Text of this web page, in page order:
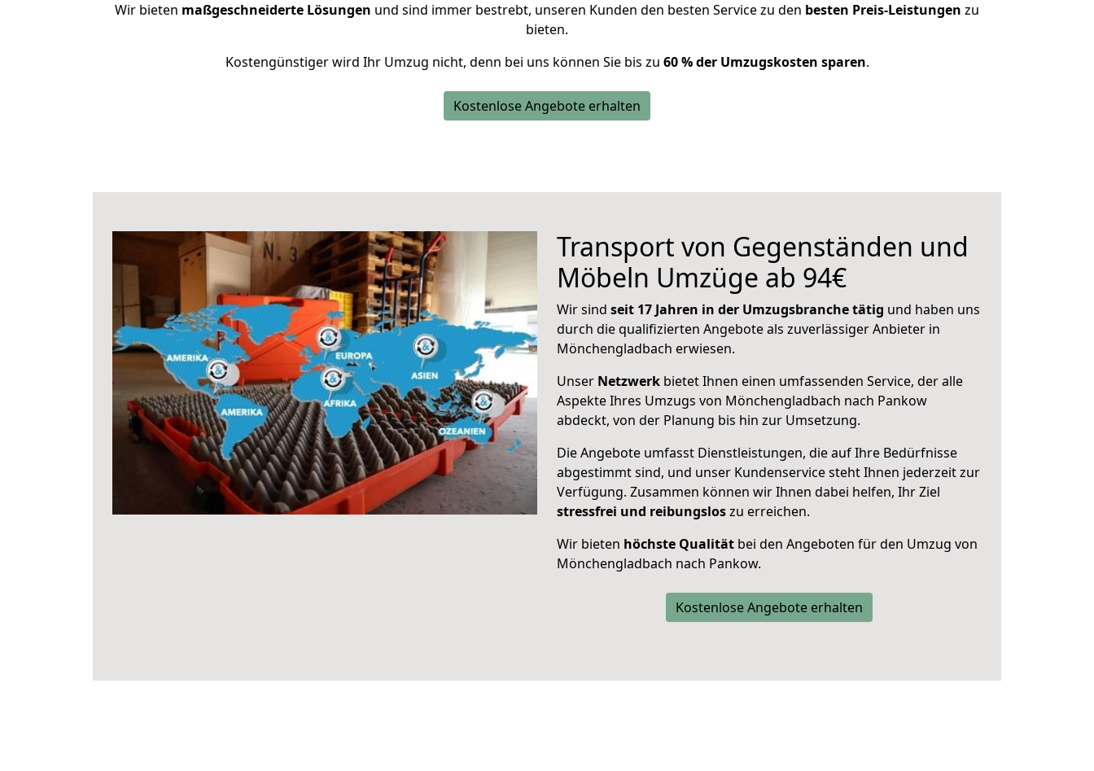
Wir bieten maßgeschneiderte Lösungen und sind immer bestrebt, unseren Kunden den besten Service zu den besten Preis-Leistungen zu
bieten.
Kostengünstiger wird Ihr Umzug nicht, denn bei uns können Sie bis zu 60 % der Umzugskosten sparen.
Kostenlose Angebote erhalten
Transport von Gegenständen und
Möbeln Umzüge ab 94€
Wir sind seit 17 Jahren in der Umzugsbranche tätig und haben uns
durch die qualifizierten Angebote als zuverlässiger Anbieter in
Mönchengladbach erwiesen.
Unser Netzwerk bietet Ihnen einen umfassenden Service, der alle
Aspekte Ihres Umzugs von Mönchengladbach nach Pankow
abdeckt, von der Planung bis hin zur Umsetzung.
Die Angebote umfasst Dienstleistungen, die auf Ihre Bedürfnisse
abgestimmt sind, und unser Kundenservice steht Ihnen jederzeit zur
Verfügung. Zusammen können wir Ihnen dabei helfen, Ihr Ziel
stressfrei und reibungsloszu erreichen.
Wir bieten höchste Qualität bei den Angeboten für den Umzug von
Mönchengladbach nach Pankow.
Kostenlose Angebote erhalten